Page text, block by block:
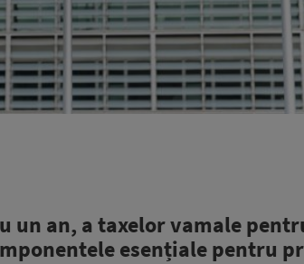
un an, a taxelor vamale
esențiale pentru